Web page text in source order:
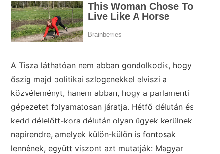
A Tisza láthatóan nem abban gondolkodik, hogy
őszig majd politikai szlogenekkel elviszi a
közvéleményt, hanem abban, hogy a parlamenti
gépezetet folyamatosan járatja. Hétfő délután és
kedd délelőtt-kora délután olyan ügyek kerülnek
napirendre, amelyek külön-külön is fontosak
lennének, együtt viszont azt mutatják: Magyar